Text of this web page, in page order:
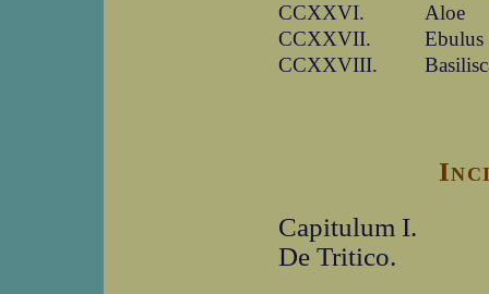
CCXXVI.
Aloe
CCXXVII.
Ebulus
CCXXVIII.
Capitulum I.
De Tritico.